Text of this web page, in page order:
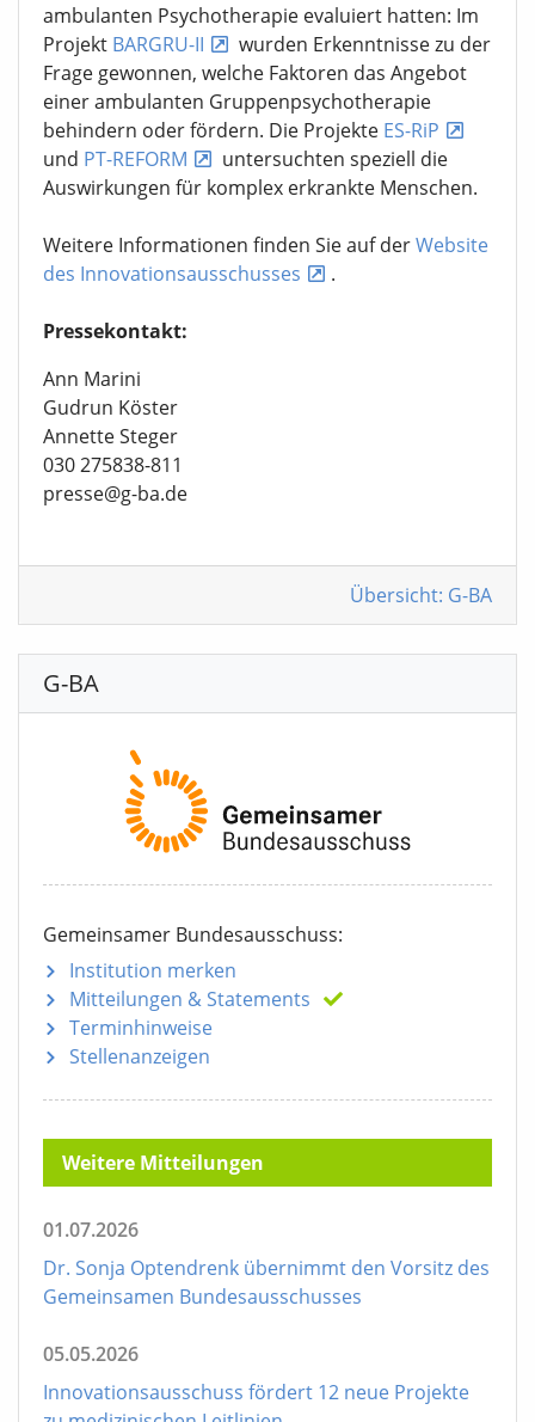
ambulanten Psychotherapie evaluiert hatten: Im
Projekt BARGRU-II
wurden Erkenntnisse zu der
Frage gewonnen, welche Faktoren das Angebot
einer ambulanten Gruppenpsychotherapie
behindern oder fördern. Die Projekte ES-RiP
und PT-REFORM
untersuchten speziell die
Auswirkungen für komplex erkrankte Menschen.
Weitere Informationen finden Sie auf derWebsite
des Innovationsausschusses
.
Pressekontakt:
Ann Marini
Gudrun Köster
Annette Steger
030 275838-811
presse@g-ba.de
Übersicht: G-BA
G-BA
Gemeinsamer Bundesausschuss:
Institution merken
Mitteilungen & Statements
Terminhinweise
Stellenanzeigen
Weitere Mitteilungen
01.07.2026
Dr. Sonja Optendrenk übernimmt den Vorsitz des
Gemeinsamen Bundesausschusses
05.05.2026
Innovationsausschuss fördert 12 neue Projekte